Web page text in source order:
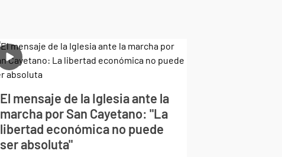
El mensaje de la Iglesia ante la
marcha por San Cayetano: "La
libertad económica no puede
ser absoluta"